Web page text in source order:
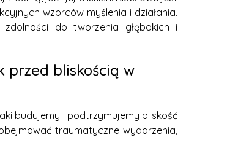
wzorców myślenia i działania.
do tworzenia głębokich i
przed bliskością w
budujemy i podtrzymujemy bliskość
traumatyczne wydarzenia,